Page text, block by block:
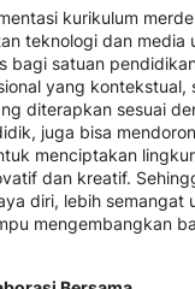
kurikulum
teknologi dan media
bagi satuan
yang kontekstual,
diterapkan sesuai
juga bisa
menciptakan
dan kreatif.
diri, lebih semangat
mengembangkan